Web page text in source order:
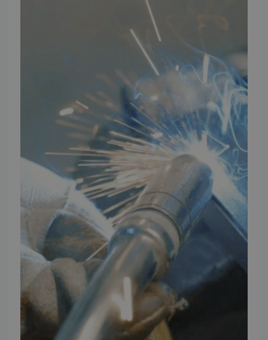
Artikler
TMP Historie
Cookie og Privatlivspolitik
Salgs- og leveringsbetingelser
Vores brands
09:00 - 16:00
09:00 - 15:30
Weekend
Lukket
FØLG TMP
Youtube
Instagram
TMP BRAND SHOPS